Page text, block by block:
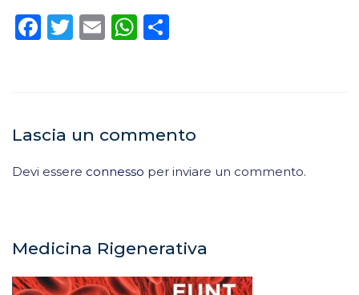
Facebook
Twitter
EmailWhatsApp
Lascia un commento
Devi essere connesso per inviare un commento.
Medicina Rigenerativa